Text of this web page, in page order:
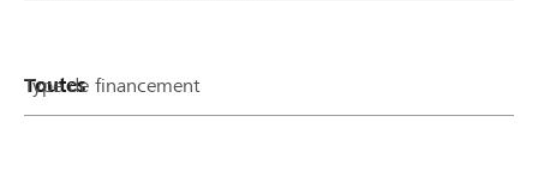
Type de financement